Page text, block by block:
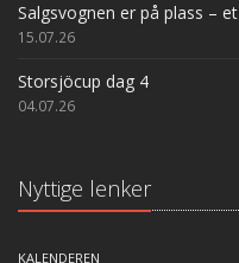
Salgsvognen er på plass –
15.07.26
Storsjöcup dag 4
04.07.26
Nyttige lenker
KALENDEREN